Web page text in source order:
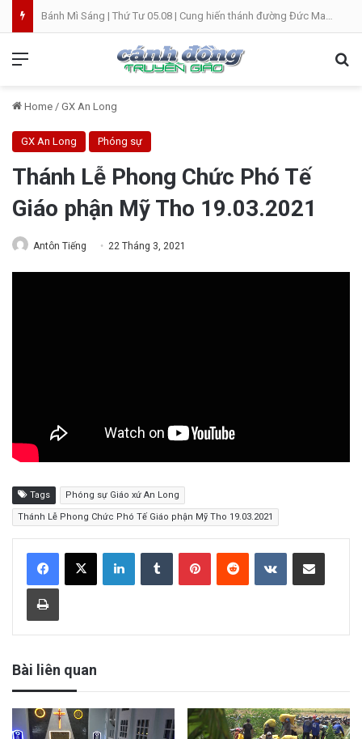
Bánh Mì Sáng | Thứ Tư 05.08 | Cung hiến thánh đường Đức Maria
Home / GX An Long
GX An Long Phóng sự
Thánh Lễ Phong Chức Phó Tế
Giáo phận Mỹ Tho 19.03.2021
Antôn Tiếng 22 Tháng 3, 2021
Tags Phóng sự Giáo xứ An Long
Thánh Lễ Phong Chức Phó Tế Giáo phận Mỹ Tho 19.03.2021
Bài liên quan